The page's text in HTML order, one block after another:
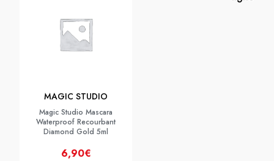
MAGIC STUDIO
Magic Studio Mascara
Waterproof Recourbant
Diamond Gold 5ml
6,90€